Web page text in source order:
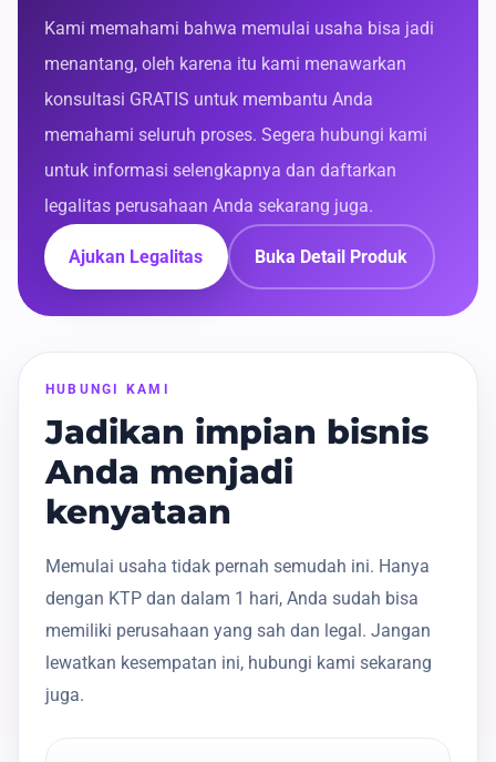
Kami memahami bahwa memulai usaha bisa jadi
menantang, oleh karena itu kami menawarkan
konsultasi GRATIS untuk membantu Anda
memahami seluruh proses. Segera hubungi kami
untuk informasi selengkapnya dan daftarkan
legalitas perusahaan Anda sekarang juga.
Ajukan Legalitas Buka Detail Produk
HUBUNGI KAMI
Jadikan impian bisnis
Anda menjadi
kenyataan
Memulai usaha tidak pernah semudah ini. Hanya
dengan KTP dan dalam 1 hari, Anda sudah bisa
memiliki perusahaan yang sah dan legal. Jangan
lewatkan kesempatan ini, hubungi kami sekarang
juga.